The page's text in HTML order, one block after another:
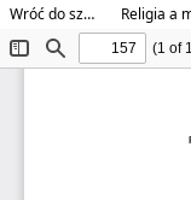
Wróć do szczegółów artykułu